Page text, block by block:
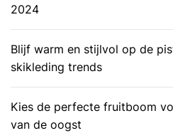
2024
Blijf warm en stijlvol op de
skikleding trends
Kies de perfecte fruitboom
van de oogst